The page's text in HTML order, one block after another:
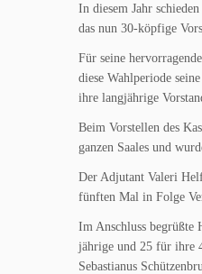
In diesem Jahr
das nun 30-köpfige
Für seine
diese Wahlperiode
ihre langjährige
Beim Vorstellen des
ganzen Saales und
Der Adjutant Valeri
fünften Mal in Folge
Im Anschluss begrüßte
jährige und 25 für ihre
Sebastianus